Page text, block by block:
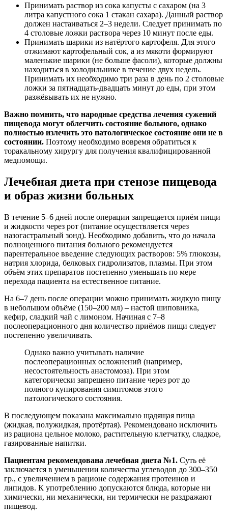
Принимать раствор из сока капусты с сахаром (на 3
литра капустного сока 1 стакан сахара). Данный раствор
должен настаиваться 2–3 недели. Следует принимать по
4 столовые ложки раствора через 10 минут после еды.
Принимать шарики из натёртого картофеля. Для этого
отжимают картофельный сок, а из мякоти формируют
маленькие шарики (не больше фасоли), которые должны
находиться в холодильнике в течение двух недель.
Принимать их необходимо три раза в день по 2 столовые
ложки за пятнадцать-двадцать минут до еды, при этом
разжёвывать их не нужно.
Важно помнить, что народные средства лечения сужений
пищевода могут облегчить состояние больного, однако
полностью излечить это патологическое состояние они не в
состоянии. Поэтому необходимо вовремя обратиться к
торакальному хирургу для получения квалифицированной
медпомощи.
Лечебная диета при стенозе пищевода
и образ жизни больных
В течение 5–6 дней после операции запрещается приём пищи
и жидкости через рот (питание осуществляется через
назогастральный зонд). Необходимо добавить, что до начала
полноценного питания больного рекомендуется
парентеральное введение следующих растворов: 5% глюкозы,
натрия хлорида, белковых гидролизатов, плазмы. При этом
объём этих препаратов постепенно уменьшать по мере
перехода пациента на естественное питание.
На 6–7 день после операции можно принимать жидкую пищу
в небольшом объёме (150–200 мл) – настой шиповника,
кефир, сладкий чай с лимоном. Начиная с 7–8
послеоперационного дня количество приёмов пищи следует
постепенно увеличивать.
Однако важно учитывать наличие
послеоперационных осложнений (например,
несостоятельность анастомоза). При этом
категорически запрещено питание через рот до
полного купирования симптомов этого
патологического состояния.
В последующем показана максимально щадящая пища
(жидкая, полужидкая, протёртая). Рекомендовано исключить
из рациона цельное молоко, растительную клетчатку, сладкое,
газированные напитки.
Пациентам рекомендована лечебная диета №1. Суть её
заключается в уменьшении количества углеводов до 300–350
гр., с увеличением в рационе содержания протеинов и
липидов. К употреблению допускаются блюда, которые ни
химически, ни механически, ни термически не раздражают
пищевод.